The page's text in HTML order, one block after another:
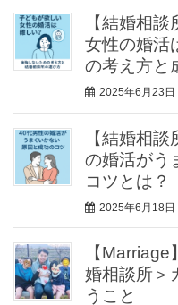
【結婚相
女性の婚活
の考え方と
2025年6月23日
【結婚相
の婚活がう
コツとは？
2025年6月18日
【
婚相談所＞
うこと